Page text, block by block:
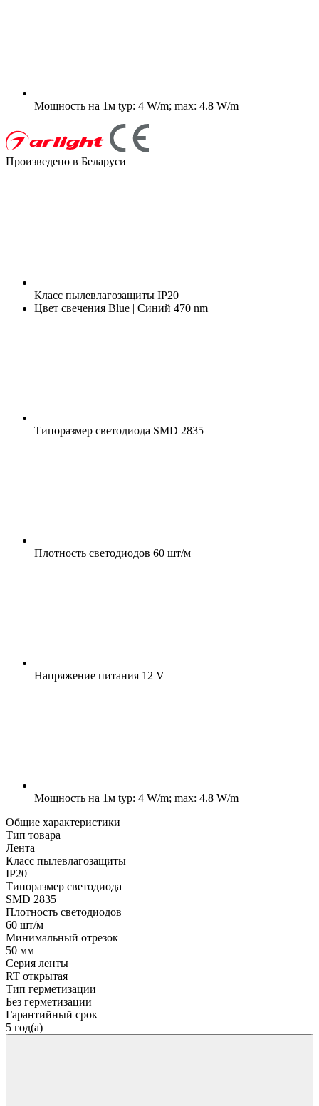
Мощность на 1м typ: 4 W/m; max: 4.8 W/m
Произведено в Беларуси
Класс пылевлагозащиты IP20
Цвет свечения Blue | Синий 470 nm
Типоразмер светодиода SMD 2835
Плотность светодиодов 60 шт/м
Напряжение питания 12 V
Мощность на 1м typ: 4 W/m; max: 4.8 W/m
Общие характеристики
Тип товара
Лента
Класс пылевлагозащиты
IP20
Типоразмер светодиода
SMD 2835
Плотность светодиодов
60 шт/м
Минимальный отрезок
50 мм
Серия ленты
RT открытая
Тип герметизации
Без герметизации
Гарантийный срок
5 год(а)